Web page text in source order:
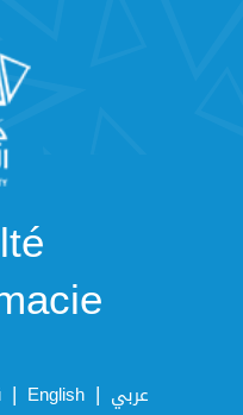
| English | عربي